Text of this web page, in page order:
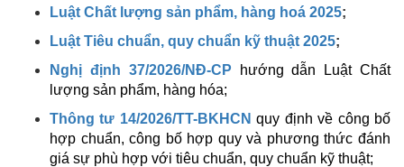
Luật Chất lượng sản phẩm, hàng hoá 2025;
Luật Tiêu chuẩn, quy chuẩn kỹ thuật 2025;
Nghị định 37/2026/NĐ-CP hướng dẫn Luật Chất
lượng sản phẩm, hàng hóa;
Thông tư 14/2026/TT-BKHCN quy định về công bố
hợp chuẩn, công bố hợp quy và phương thức đánh
giá sự phù hợp với tiêu chuẩn, quy chuẩn kỹ thuật;